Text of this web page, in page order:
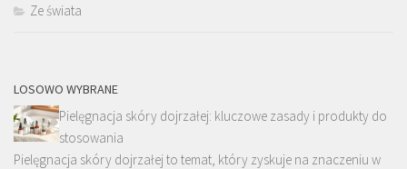
Ze świata
LOSOWO WYBRANE
Pielęgnacja skóry dojrzałej: kluczowe zasady i produkty do
stosowania
Pielęgnacja skóry dojrzałej to temat, który zyskuje na znaczeniu w